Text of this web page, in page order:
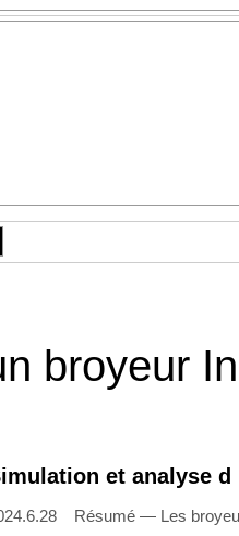
broyeur
et analyse
Résumé — Les